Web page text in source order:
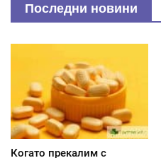
Последни новини
Когато прекалим с